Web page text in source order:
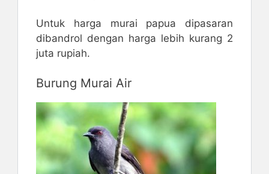
Untuk harga murai papua dipasaran
dibandrol dengan harga lebih kurang 2
juta rupiah.
Burung Murai Air